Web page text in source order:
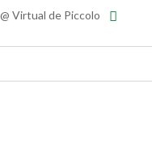
Virtual de Piccolo